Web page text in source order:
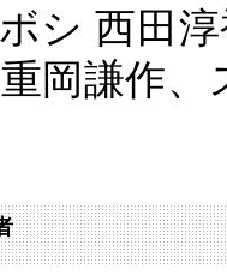
シ 西田
岡謙作